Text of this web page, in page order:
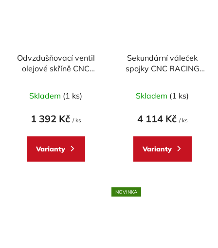
Odvzdušňovací ventil
olejové skříně CNC
Skladem (1 ks)
1 392 Kč / ks
Varianty
Sekundární váleček
spojky CNC RACING
hodnocení
produktu
5,0
z
Skladem (1 ks)
4 114 Kč / ks
Varianty
NOVINKA